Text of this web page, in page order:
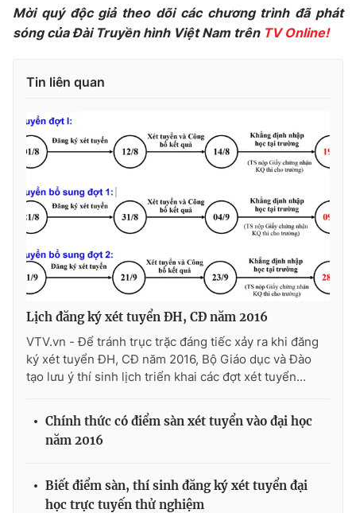
Sản phẩm
Tư vấn
Emagazine Podcast
Photo
Video Shorts video
VTV Money VTV Thể thao
VTV Sức khoẻ Bất động sản
Thị trường 24h Tấm lòng Việt
VTV4 Vươn mình bằng AI
Liên hệ tòa soạn English
Mời quý độc giả theo dõi các chương trình đã phát
sóng của Đài Truyền hình Việt Nam trên TV Online!
Tin liên quan
Lịch đăng ký xét tuyển ĐH, CĐ năm 2016
VTV.vn - Để tránh trục trặc đáng tiếc xảy ra khi đăng
ký xét tuyển ĐH, CĐ năm 2016, Bộ Giáo dục và Đào
tạo lưu ý thí sinh lịch triển khai các đợt xét tuyển...
Chính thức có điểm sàn xét tuyển vào đại học
năm 2016
Biết điểm sàn, thí sinh đăng ký xét tuyển đại
học trực tuyến thử nghiệm